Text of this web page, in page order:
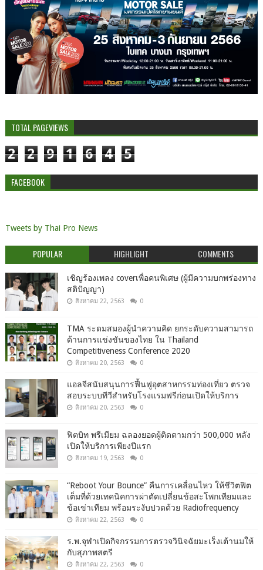
TOTAL PAGEVIEWS
2 2 9 1 6 4 5
FACEBOOK
Tweets by Thai Pro News
POPULAR HIGHLIGHT COMMENTS
เชิญร้องเพลง coverเพื่อคนพิเศษ (ผู้มีความบกพร่องทาง
สติปัญญา)
สิงหาคม 22, 2563 0
TMA ระดมสมองผู้นำความคิด ยกระดับความสามารถ
ด้านการแข่งขันของไทย ใน Thailand
Competitiveness Conference 2020
สิงหาคม 20, 2563 0
แอลจีสนับสนุนการฟื้นฟูอุตสาหกรรมท่องเที่ยว ตรวจ
สอบระบบทีวีสำหรับโรงแรมฟรีก่อนเปิดให้บริการ
สิงหาคม 20, 2563 0
ฟิตบิท พรีเมียม ฉลองยอดผู้ติดตามกว่า 500,000 หลัง
เปิดให้บริการเพียงปีแรก
สิงหาคม 19, 2563 0
“Reboot Your Bounce” คืนการเคลื่อนไหว ให้ชีวิตฟิต
เต็มที่ด้วยเทคนิคการผ่าตัดเปลี่ยนข้อสะโพกเทียมและ
ข้อเข่าเทียม พร้อมระงับปวดด้วย Radiofrequency
สิงหาคม 22, 2563 0
ร.พ.จุฬาเปิดกิจกรรมการตรวจวินิจฉัยมะเร็งเต้านมให้
กับสุภาพสตรี
สิงหาคม 22, 2563 0